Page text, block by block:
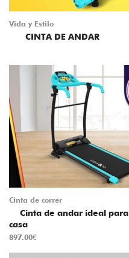
Vida y Estilo
CINTA DE ANDAR
Cinta de correr
Cinta de andar ideal para
casa
897.00€